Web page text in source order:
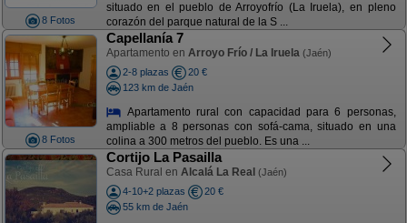
8 Fotos
situado en el pueblo de Arroyofrío (La Iruela), en pleno
corazón del parque natural de la S ...
8 Fotos
Capellanía 7
Apartamento en Arroyo Frío / La Iruela (Jaén)
2-8 plazas
20 €
123 km de Jaén
Apartamento rural con capacidad para 6 personas,
ampliable a 8 personas con sofá-cama, situado en una
colina a 300 metros del pueblo. Es una ...
Cortijo La Pasailla
Casa Rural en Alcalá La Real (Jaén)
4-10+2 plazas
20 €
55 km de Jaén